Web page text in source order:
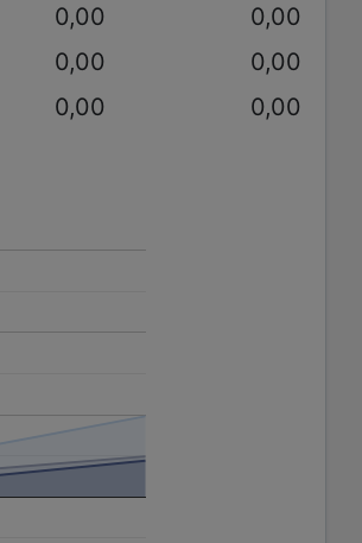
0,00
0,00
0,00
0,00
0,00 0,00